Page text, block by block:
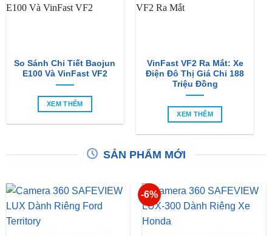
So Sánh Chi Tiết Baojun
E100 Và VinFast VF2
XEM THÊM
VinFast VF2 Ra Mắt: Xe
Điện Đô Thị Giá Chỉ 188
Triệu Đồng
XEM THÊM
SẢN PHẨM MỚI
-6%